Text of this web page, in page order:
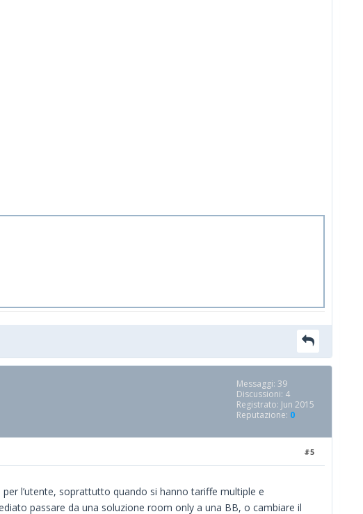
Messaggi: 39
Discussioni: 4
Registrato: Jun 2015
Reputazione: 0
#5
l’utente, soprattutto quando si hanno tariffe multiple e
passare da una soluzione room only a una BB, o cambiare il